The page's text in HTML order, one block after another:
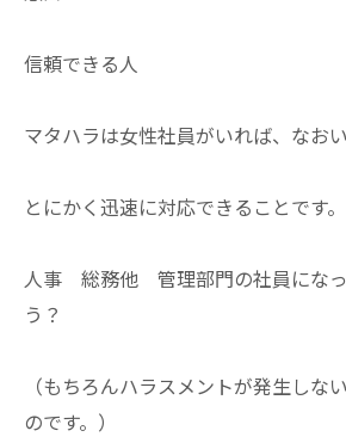
信頼できる人
マタハラは女性社員がいれば、なお
とにかく迅速に対応できることです。
人事 総務他 管理部門の社員になっ
う？
（もちろんハラスメントが発生しな
のです。）